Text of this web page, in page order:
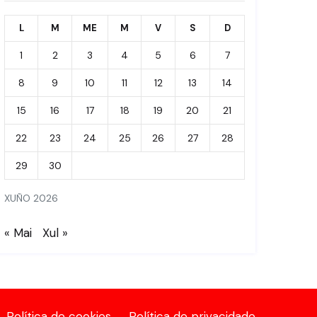
XUÑO 2026
L M ME M V S D
1 2 3 4 5 6 7
8 9 10 11 12 13 14
15 16 17 18 19 20 21
22 23 24 25 26 27 28
29 30
« Mai Xul »